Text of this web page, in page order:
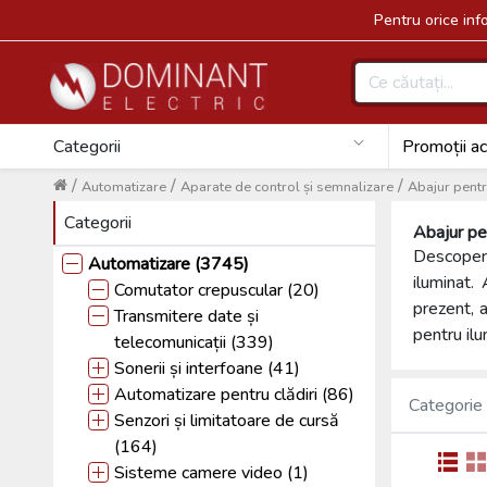
Pentru orice
Categorii Promoții
Abajur
/
Aparate de control și semnalizare
/
Automatizare
/
Categorii
Automatizare (3745)
Comutator crepuscular (20)
Transmitere date și
telecomunicații (339)
Sonerii și interfoane (41)
Automatizare pentru clădiri (86)
Senzori și limitatoare de cursă
(164)
Sisteme camere video (1)
Abajur
iluminat.
prezent,
pentru
Categorie